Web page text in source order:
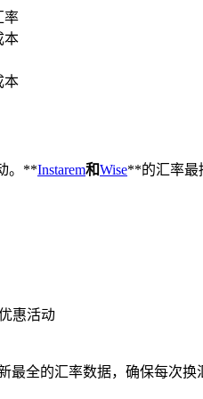
率
本
本
。**Instarem和Wise**的汇率最
惠活动
最全的汇率数据，确保每次换